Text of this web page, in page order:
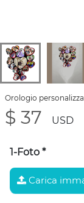
Orologio
$ 37 USD
1-Foto *
Carica